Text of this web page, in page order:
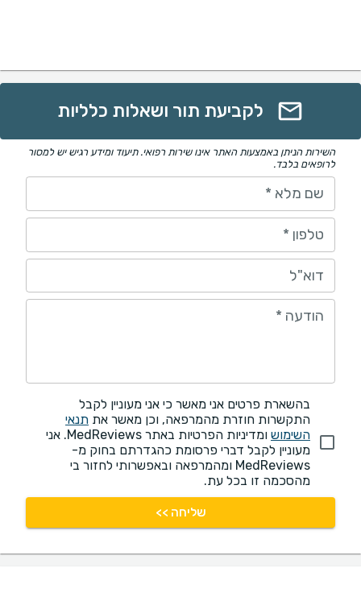
לקביעת תור ושאלות כלליות
השירות הניתן באמצעות האתר אינו שירות רפואי. תיעוד ומידע רגיש יש למסור
לרופאים בלבד.
שם מלא *
טלפון *
דוא"ל
הודעה *
בהשארת פרטים אני מאשר כי אני מעוניין לקבל
התקשרות חוזרת מהמרפאה, וכן מאשר את תנאי
השימוש
ומדיניות הפרטיות באתר MedReviews. אני
מעוניין לקבל דברי פרסומת כהגדרתם בחוק מ-
MedReviews ומהמרפאה ובאפשרותי לחזור בי
מהסכמה זו בכל עת.
שליחה >>